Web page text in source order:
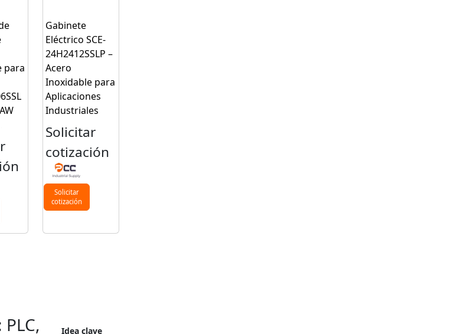
para
Gabinete
Eléctrico SCE-
24H2412SSLP –
Acero
Inoxidable para
Aplicaciones
Industriales
Solicitar
cotización
Solicitar
cotización
Idea clave